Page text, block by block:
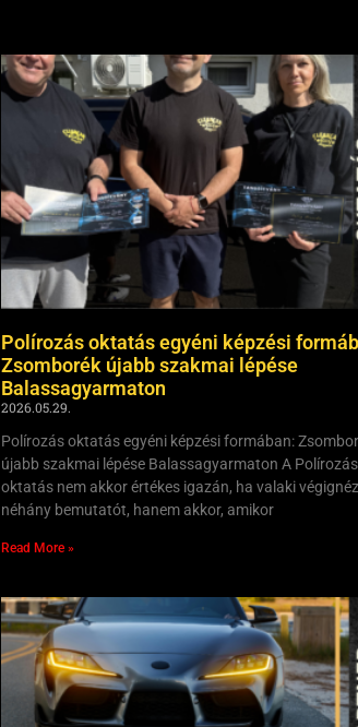
Polírozás oktatás egyéni képzési
Zsomborék újabb szakmai lépése
Balassagyarmaton
2026.05.29.
Polírozás oktatás egyéni képzési formában:
újabb szakmai lépése Balassagyarmaton A Polírozás
oktatás nem akkor értékes igazán, ha valaki végignéz
néhány bemutatót, hanem akkor, amikor
Read More »